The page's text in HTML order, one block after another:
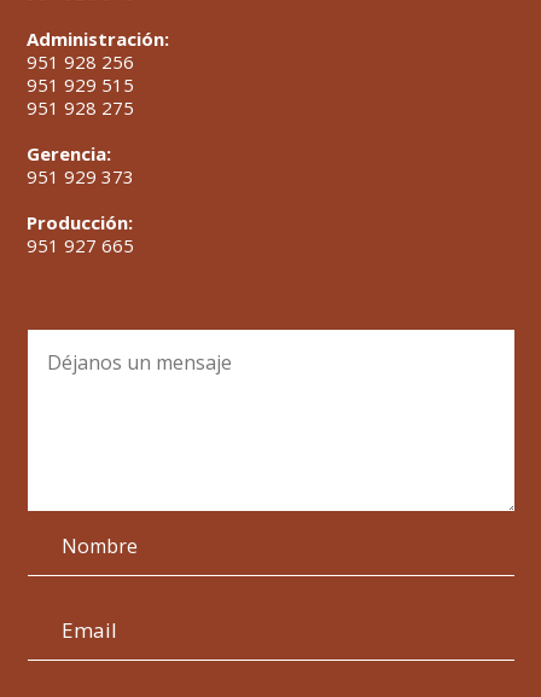
Administración:
951 928 256
951 929 515
951 928 275
Gerencia:
951 929 373
Producción:
951 927 665